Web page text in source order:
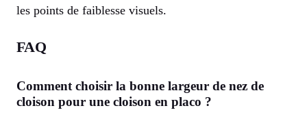
les points de faiblesse visuels.
FAQ
Comment choisir la bonne largeur de nez de
cloison pour une cloison en placo ?